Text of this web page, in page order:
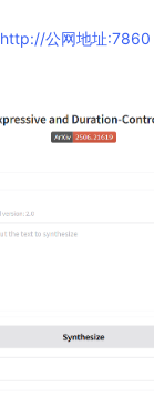
http://公网地址:7860